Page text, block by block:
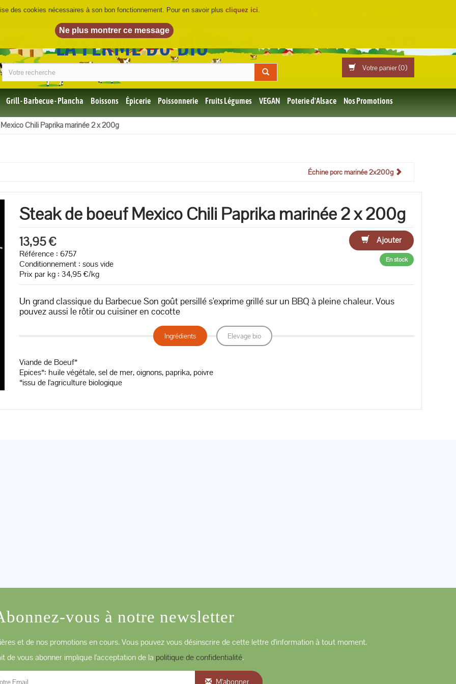
LA FERME DU BIO
Votre panier (0)
Grill - Barbecue - Plancha Boissons Épicerie Poissonnerie Fruits Légumes VEGAN Poterie d'Alsace Nos Promotions
Chili Paprika marinée 2 x 200g
Échine porc marinée 2x200g
Steak de boeuf Mexico Chili Paprika marinée 2 x 200g
13,95 €
Ajouter
Référence : 6757
Conditionnement : sous vide
Prix par kg : 34,95 €/kg
En stock
Un grand classique du Barbecue Son goût persillé s'exprime grillé sur un BBQ à pleine chaleur. Vous
pouvez aussi le rôtir ou cuisiner en cocotte
Ingrédients Elevage bio
Viande de Boeuf*
Epices*: huile végétale, sel de mer, oignons, paprika, poivre
*issu de l'agriculture biologique
vous à notre newsletter
et de nos promotions en cours. Vous pouvez vous désinscrire de cette lettre d'information à tout moment.
de vous abonner implique l'acceptation de la politique de confidentialité.
M'abonner
des cookies nécessaires à son bon fonctionnement. Pour en savoir plus cliquez ici.